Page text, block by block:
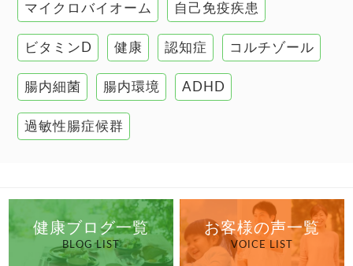
腸の健康
自己免疫疾患
高血圧
マイクロバイオーム 自己免疫疾患
ビタミンD 健康 認知症 コルチゾール
腸内細菌 腸内環境 ADHD
過敏性腸症候群
健康ブログ一覧
BLOG LIST
お客様の声一覧
VOICE LIST